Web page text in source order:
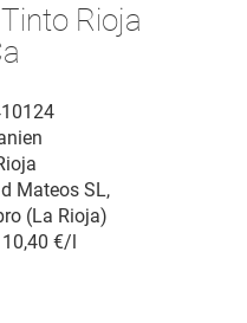
Rioja
Mateos SL,
(La Rioja)
€/l